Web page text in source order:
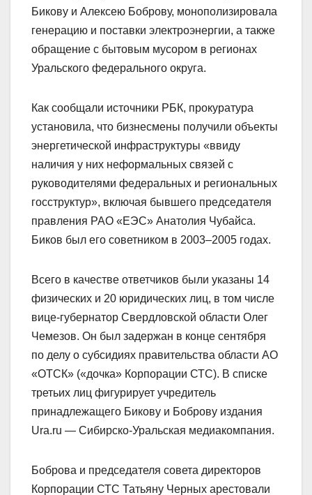
Бикову и Алексею Боброву, монополизировала
генерацию и поставки электроэнергии, а также
обращение с бытовым мусором в регионах
Уральского федерального округа.
Как сообщали источники РБК, прокуратура
установила, что бизнесмены получили объекты
энергетической инфраструктуры «ввиду
наличия у них неформальных связей с
руководителями федеральных и региональных
госструктур», включая бывшего председателя
правления РАО «ЕЭС» Анатолия Чубайса.
Биков был его советником в 2003–2005 годах.
Всего в качестве ответчиков были указаны 14
физических и 20 юридических лиц, в том числе
вице-губернатор Свердловской области Олег
Чемезов. Он был задержан в конце сентября
по делу о субсидиях правительства области АО
«ОТСК» («дочка» Корпорации СТС). В списке
третьих лиц фигурирует учредитель
принадлежащего Бикову и Боброву издания
Ura.ru — Сибирско-Уральская медиакомпания.
Боброва и председателя совета директоров
Корпорации СТС Татьяну Черных арестовали